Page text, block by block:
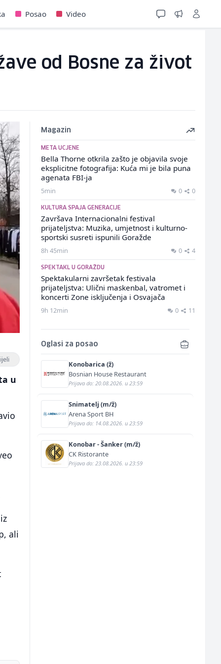
Posao Video
od Bosne za život
u
ali
Magazin
META UCJENE
Bella Thorne otkrila zašto je objavila svoje
eksplicitne fotografija: Kuća mi je bila puna
agenata FBI-ja
5min 0 0
KULTURA SPAJA GENERACIJE
Završava Internacionalni festival
prijateljstva: Muzika, umjetnost i kulturno-
sportski susreti ispunili Goražde
8h 45min 0 4
SPEKTAKL U GORAŽDU
Spektakularni završetak festivala
prijateljstva: Ulični maskenbal, vatromet i
koncerti Zone isključenja i Osvajača
9h 12min 0 11
Oglasi za posao
Konobarica (ž)
Bosnian House Restaurant
Prijava do: 20.08.2026. u 23:59
Snimatelj (m/ž)
Arena Sport BH
Prijava do: 14.08.2026. u 23:59
Konobar - Šanker (m/ž)
CK Ristorante
Prijava do: 23.08.2026. u 23:59